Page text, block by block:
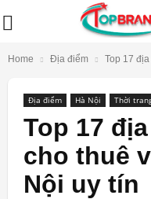
Home Địa điểm Top 17
Địa điểm Hà Nội Thời
Top 17
cho thuê
Nội uy tín